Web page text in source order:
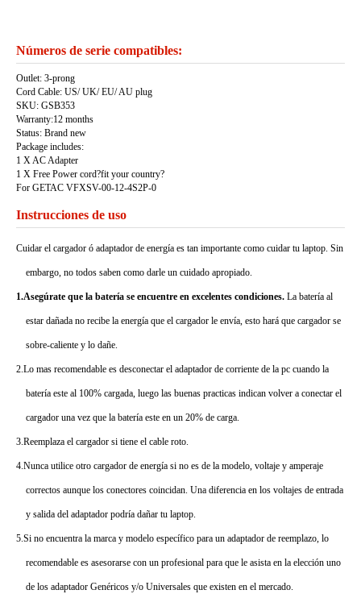
Números de serie compatibles:
Outlet: 3-prong
Cord Cable: US/ UK/ EU/ AU plug
SKU: GSB353
Warranty:12 months
Status: Brand new
Package includes:
1 X AC Adapter
1 X Free Power cord?fit your country?
For GETAC VFXSV-00-12-4S2P-0
Instrucciones de uso
Cuidar el cargador ó adaptador de energía es tan importante como cuidar tu laptop. Sin
embargo, no todos saben como darle un cuidado apropiado.
1.Asegúrate que la batería se encuentre en excelentes condiciones. La batería al
estar dañada no recibe la energía que el cargador le envía, esto hará que cargador se
sobre-caliente y lo dañe.
2.Lo mas recomendable es desconectar el adaptador de corriente de la pc cuando la
batería este al 100% cargada, luego las buenas practicas indican volver a conectar el
cargador una vez que la batería este en un 20% de carga.
3.Reemplaza el cargador si tiene el cable roto.
4.Nunca utilice otro cargador de energía si no es de la modelo, voltaje y amperaje
correctos aunque los conectores coincidan. Una diferencia en los voltajes de entrada
y salida del adaptador podría dañar tu laptop.
5.Si no encuentra la marca y modelo específico para un adaptador de reemplazo, lo
recomendable es asesorarse con un profesional para que le asista en la elección uno
de los adaptador Genéricos y/o Universales que existen en el mercado.